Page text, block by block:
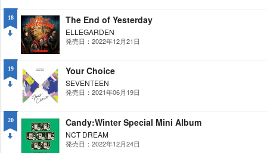
WN
18
WN
The End of Yesterday
ELLEGARDEN
発売日：2022年12月21日
19 Your Choice
SEVENTEEN
発売日：2021年06月19日
20 Candy:Winter Special Mini Album
NCT DREAM
発売日：2022年12月24日